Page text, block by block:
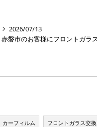
2026/07/13
カーフィルム フロントガラス交換